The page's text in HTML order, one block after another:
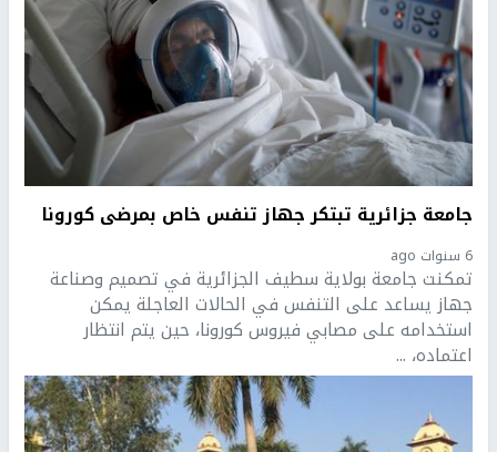
جامعة جزائرية تبتكر جهاز تنفس خاص بمرضى كورونا
6 سنوات ago
تمكنت جامعة بولاية سطيف الجزائرية في تصميم وصناعة
جهاز يساعد على التنفس في الحالات العاجلة يمكن
استخدامه على مصابي فيروس كورونا، حين يتم انتظار
اعتماده، ...